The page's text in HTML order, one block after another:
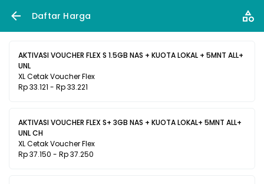
Daftar Harga
AKTIVASI VOUCHER FLEX S 1.5GB NAS + KUOTA LOKAL + 5MNT ALL+
UNL
XL Cetak Voucher Flex
Rp 33.121 - Rp 33.221
AKTIVASI VOUCHER FLEX S+ 3GB NAS + KUOTA LOKAL+ 5MNT ALL+
UNL CH
XL Cetak Voucher Flex
Rp 37.150 - Rp 37.250